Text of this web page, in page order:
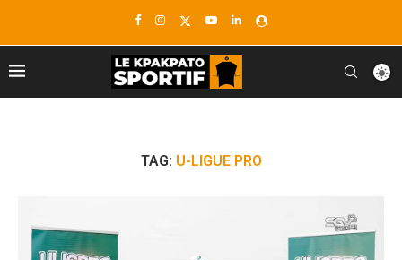
TAG: U-LIGUE PRO